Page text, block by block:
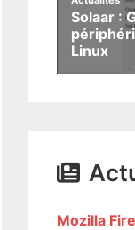
Solaar :
Linux
Mozilla